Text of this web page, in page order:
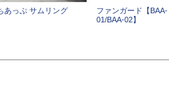
あっぷ サムリング
ファンガード【BAA-
01/BAA-02】